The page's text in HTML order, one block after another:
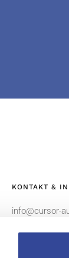
KONTAKT &
info@cursor-